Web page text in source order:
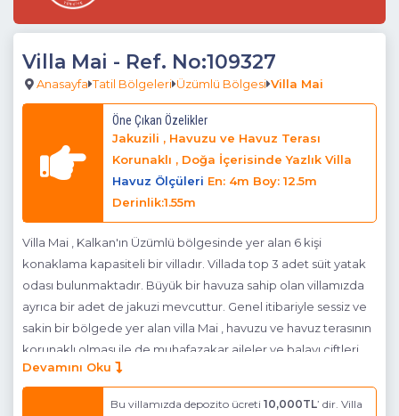
Villa Mai - Ref. No:109327
Anasayfa Tatil Bölgeleri Üzümlü Bölgesi Villa Mai
Öne Çıkan Özelikler
Jakuzili , Havuzu ve Havuz Terası
Korunaklı , Doğa İçerisinde Yazlık Villa
Havuz Ölçüleri En: 4m Boy: 12.5m
Derinlik:1.55m
Villa Mai , Kalkan'ın Üzümlü bölgesinde yer alan 6 kişi
konaklama kapasiteli bir villadır. Villada top 3 adet süit yatak
odası bulunmaktadır. Büyük bir havuza sahip olan villamızda
ayrıca bir adet de jakuzi mevcuttur. Genel itibariyle sessiz ve
sakin bir bölgede yer alan villa Mai , havuzu ve havuz terasının
korunaklı olması ile de muhafazakar aileler ve balayı çiftleri
için ideal bir seçenektir. Bütün bu özellikleri ile villamız , siz
değerli misafirlerine kapılarını açmaktadır.
Devamını Oku
Bu villamızda depozito ücreti 10,000TL’ dir. Villa